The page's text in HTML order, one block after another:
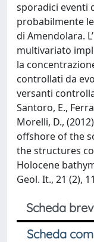
sporadici eventi
probabilmente
di Amendolara.
multivariato
la
controllati da
versanti
Santoro, E.,
Morelli, D.,
offshore of the
the structures
Holocene
Geol. It., 21 (2),
Scheda
Scheda